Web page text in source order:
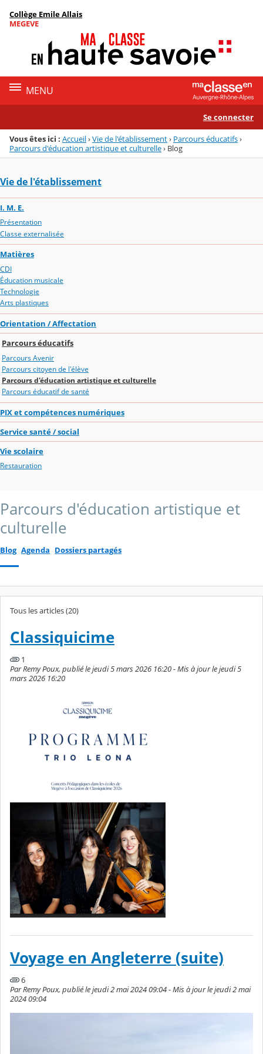
Menu de la rubrique
Contenu
Collège Emile Allais
MEGEVE
MENU
Se connecter
Vous êtes ici : Accueil›Vie de l'établissement› Parcours éducatifs›
Parcours d'éducation artistique et culturelle› Blog
Vie de l'établissement
I. M. E.
Présentation
Classe externalisée
Matières
CDI
Éducation musicale
Technologie
Arts plastiques
Orientation / Affectation
Parcours éducatifs
Parcours Avenir
Parcours citoyen de l'élève
Parcours d'éducation artistique et culturelle
Parcours éducatif de santé
PIX et compétences numériques
Service santé / social
Vie scolaire
Restauration
Parcours d'éducation artistique et
culturelle
Blog Agenda Dossiers partagés
Tous les articles (20)
Classiquicime
1
Par Remy Poux, publié le jeudi 5 mars 2026 16:20 - Mis à jour le jeudi 5
mars 2026 16:20
Voyage en Angleterre (suite)
6
Par Remy Poux, publié le jeudi 2 mai 2024 09:04 - Mis à jour le jeudi 2 mai
2024 09:04